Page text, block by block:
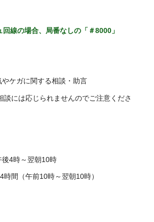
回線の場合、局番なしの「＃8000」
ケガに関する相談・助言
には応じられませんのでご注意くださ
4時～翌朝10時
間（午前10時～翌朝10時）